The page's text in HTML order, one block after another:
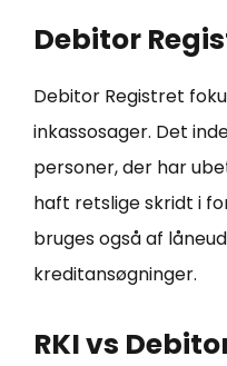
Debitor
Debitor Registret
inkassosager. Det
personer, der har
haft retslige skridt i
bruges også af
kreditansøgninger.
RKI vs